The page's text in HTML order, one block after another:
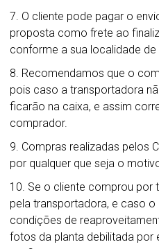
7. O cliente pode pagar o
proposta como frete ao
conforme a sua localidade de
8. Recomendamos que o
pois caso a transportadora
ficarão na caixa, e assim
comprador.
9. Compras realizadas pelos
por qualquer que seja o
10. Se o cliente comprou por
pela transportadora, e caso
condições de
fotos da planta debilitada por